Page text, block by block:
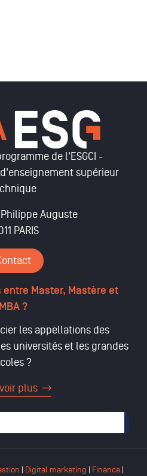
de l'ESGCI -
supérieur
Auguste
PARIS
Master, Mastère et
MBA ?
les appellations des
universités et les grandes
?
plus
| Digital marketing | Finance |